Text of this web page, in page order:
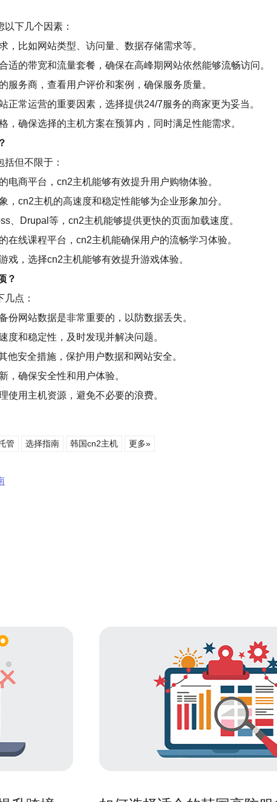
下几个因素：
，比如网站类型、访问量、数据存储需求等。
适的带宽和流量套餐，确保在高峰期网站依然能够流畅访问。
服务商，查看用户评价和案例，确保服务质量。
正常运营的重要因素，选择提供24/7服务的商家更为妥当。
，确保选择的主机方案在预算内，同时满足性能需求。
但不限于：
电商平台，cn2主机能够有效提升用户购物体验。
，cn2主机的高速度和稳定性能够为企业形象加分。
、Drupal等，cn2主机能够提供更快的页面加载速度。
在线课程平台，cn2主机能确保用户的流畅学习体验。
戏，选择cn2主机能够有效提升游戏体验。
？
点：
份网站数据是非常重要的，以防数据丢失。
度和稳定性，及时发现并解决问题。
他安全措施，保护用户数据和网站安全。
，确保安全性和用户体验。
使用主机资源，避免不必要的浪费。
管 选择指南 韩国cn2主机 更多»